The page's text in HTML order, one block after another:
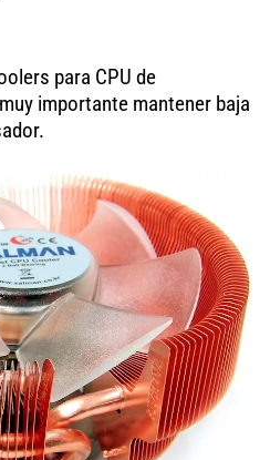
para CPU de
importante mantener baja